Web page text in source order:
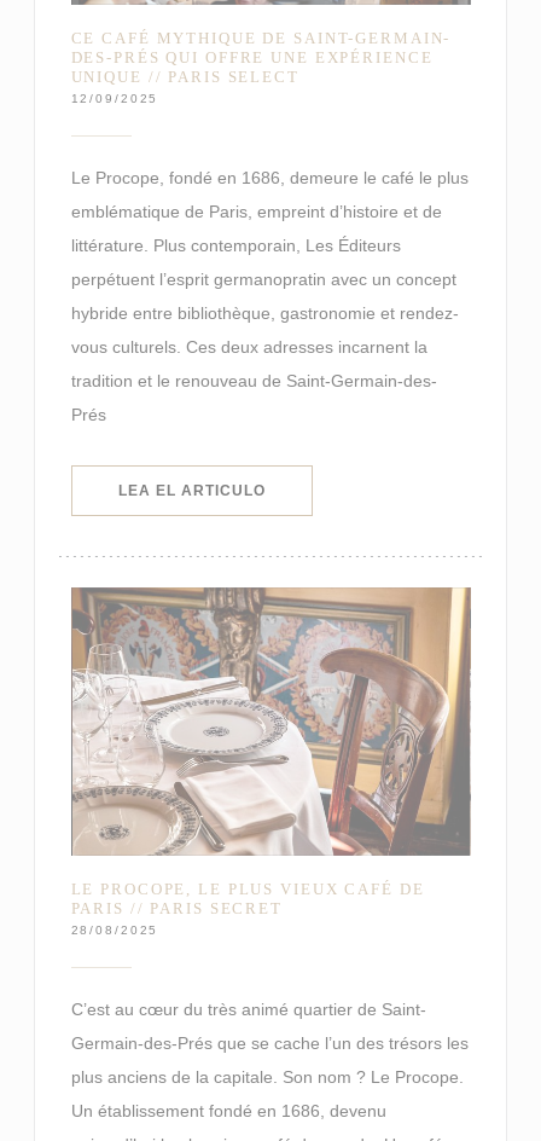
CE CAFÉ MYTHIQUE DE SAINT-GERMAIN-
DES-PRÉS QUI OFFRE UNE EXPÉRIENCE
UNIQUE // PARIS SELECT
12/09/2025
Le Procope, fondé en 1686, demeure le café le plus
emblématique de Paris, empreint d’histoire et de
littérature. Plus contemporain, Les Éditeurs
perpétuent l’esprit germanopratin avec un concept
hybride entre bibliothèque, gastronomie et rendez-
vous culturels. Ces deux adresses incarnent la
tradition et le renouveau de Saint-Germain-des-
Prés
LEA EL ARTICULO((ABRE EN UNA NUEVA
LE PROCOPE, LE PLUS VIEUX CAFÉ DE
PARIS // PARIS SECRET
28/08/2025
C’est au cœur du très animé quartier de Saint-
Germain-des-Prés que se cache l’un des trésors les
plus anciens de la capitale. Son nom ? Le Procope.
Un établissement fondé en 1686, devenu